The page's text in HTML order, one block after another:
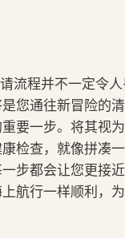
流程并不一定令
您通往新冒险的
要一步。将其视
检查，就像拼凑
步都会让您更接
航行一样顺利，